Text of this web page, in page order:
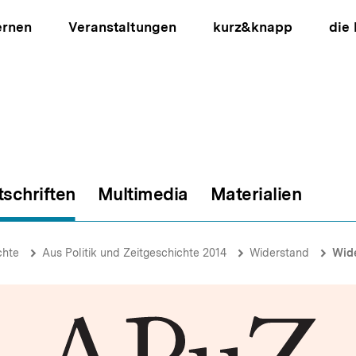
Veranstaltungen kurz&knapp die
Multimedia Materialien
Aus Politik und Zeitgeschichte 2014 Widerstand